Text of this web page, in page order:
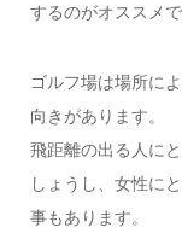
するのがオススメで
ゴルフ場は場所に
向きがあります。
飛距離の出る人に
しょうし、女性に
事もあります。